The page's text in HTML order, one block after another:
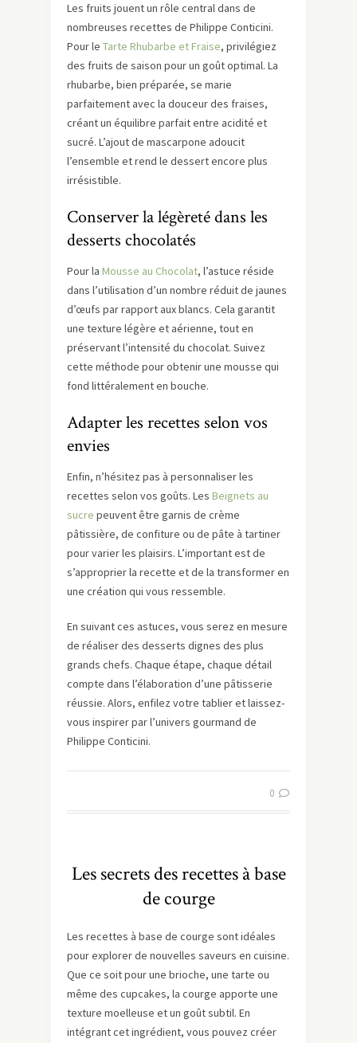
Les fruits jouent un rôle central dans de
nombreuses recettes de Philippe Conticini.
Pour le Tarte Rhubarbe et Fraise, privilégiez
des fruits de saison pour un goût optimal. La
rhubarbe, bien préparée, se marie
parfaitement avec la douceur des fraises,
créant un équilibre parfait entre acidité et
sucré. L’ajout de mascarpone adoucit
l’ensemble et rend le dessert encore plus
irrésistible.
Conserver la légèreté dans les
desserts chocolatés
Pour la Mousse au Chocolat, l’astuce réside
dans l’utilisation d’un nombre réduit de jaunes
d’œufs par rapport aux blancs. Cela garantit
une texture légère et aérienne, tout en
préservant l’intensité du chocolat. Suivez
cette méthode pour obtenir une mousse qui
fond littéralement en bouche.
Adapter les recettes selon vos
envies
Enfin, n’hésitez pas à personnaliser les
recettes selon vos goûts. Les Beignets au
sucre peuvent être garnis de crème
pâtissière, de confiture ou de pâte à tartiner
pour varier les plaisirs. L’important est de
s’approprier la recette et de la transformer en
une création qui vous ressemble.
En suivant ces astuces, vous serez en mesure
de réaliser des desserts dignes des plus
grands chefs. Chaque étape, chaque détail
compte dans l’élaboration d’une pâtisserie
réussie. Alors, enfilez votre tablier et laissez-
vous inspirer par l’univers gourmand de
Philippe Conticini.
0
Les secrets des recettes à base
de courge
Les recettes à base de courge sont idéales
pour explorer de nouvelles saveurs en cuisine.
Que ce soit pour une brioche, une tarte ou
même des cupcakes, la courge apporte une
texture moelleuse et un goût subtil. En
intégrant cet ingrédient, vous pouvez créer